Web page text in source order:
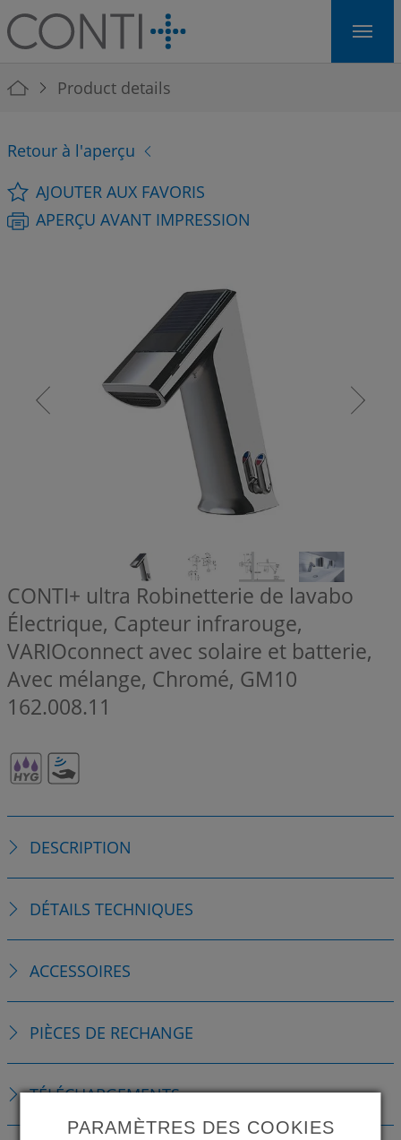
Skip to main navigation
Skip to main content
Skip to page footer
You are here:
Product details
Retour à l'aperçu
AJOUTER AUX FAVORIS
APERÇU AVANT IMPRESSION
CONTI+ ultra Robinetterie de lavabo
Électrique, Capteur infrarouge,
VARIOconnect avec solaire et batterie,
Avec mélange, Chromé, GM10
162.008.11
DESCRIPTION
DÉTAILS TECHNIQUES
ACCESSOIRES
PIÈCES DE RECHANGE
TÉLÉCHARGEMENTS
PARAMÈTRES DES COOKIES